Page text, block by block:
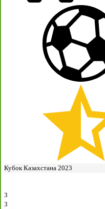
Кубок Казахстана 2023
3
3